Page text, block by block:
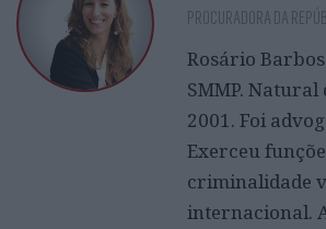
PROCURADORA DA
Rosário
SMMP.
2001. Foi
Exerceu
criminalidade
internacional.